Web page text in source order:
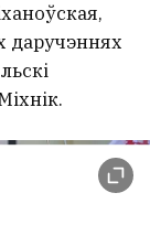
даручэннях